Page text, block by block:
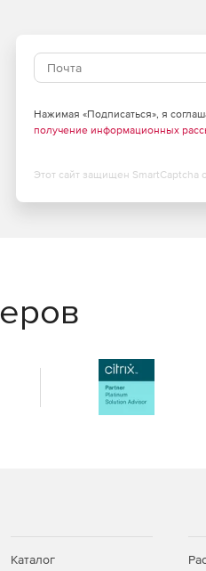
Нажимая «Подписаться», я
получение информационных
Этот сайт защищен SmartCaptcha
Каталог